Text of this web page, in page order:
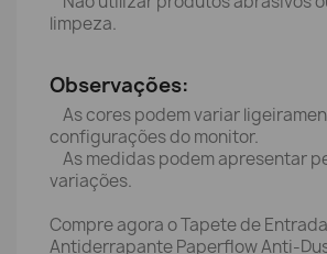
limpeza.
Observações:
As cores podem variar
configurações do monitor.
As medidas podem apresentar
variações.
Compre agora o Tapete de Entrada
Antiderrapante Paperflow Anti-